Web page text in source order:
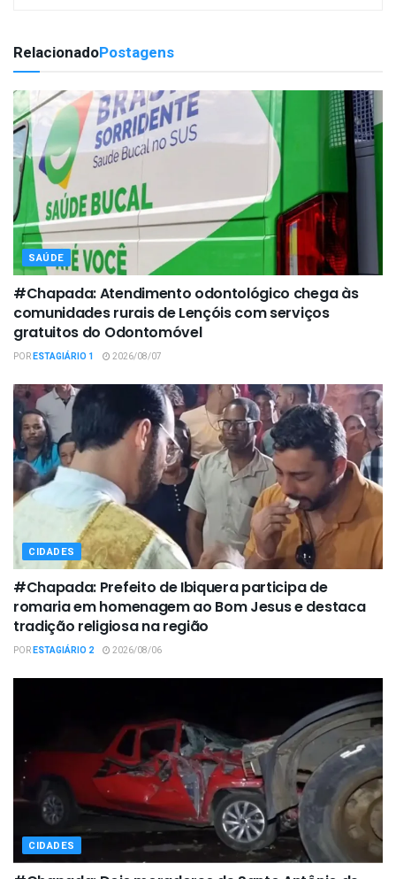
RelacionadoPostagens
SAÚDE
#Chapada: Atendimento odontológico chega às
comunidades rurais de Lençóis com serviços
gratuitos do Odontomóvel
PORESTAGIÁRIO 1 2026/08/07
CIDADES
#Chapada: Prefeito de Ibiquera participa de
romaria em homenagem ao Bom Jesus e destaca
tradição religiosa na região
PORESTAGIÁRIO 2 2026/08/06
CIDADES